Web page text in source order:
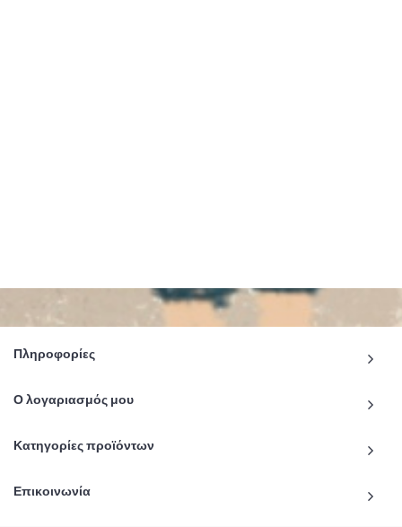
Πληροφορίες
Ο λογαριασμός μου
Κατηγορίες προϊόντων
Επικοινωνία